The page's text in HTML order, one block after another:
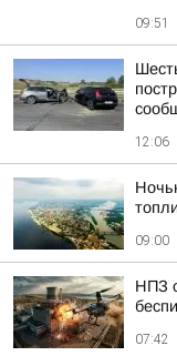
09:51
12:06
09:00
НПЗ
07:42